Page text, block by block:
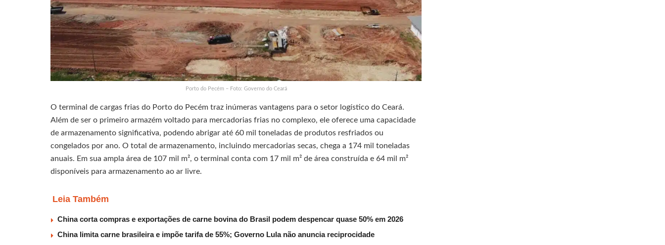
Porto do Pecém – Foto: Governo do Ceará
O terminal de cargas frias do Porto do Pecém traz inúmeras vantagens para o setor logístico do Ceará.
Além de ser o primeiro armazém voltado para mercadorias frias no complexo, ele oferece uma capacidade
de armazenamento significativa, podendo abrigar até 60 mil toneladas de produtos resfriados ou
congelados por ano. O total de armazenamento, incluindo mercadorias secas, chega a 174 mil toneladas
anuais. Em sua ampla área de 107 mil m², o terminal conta com 17 mil m² de área construída e 64 mil m²
disponíveis para armazenamento ao ar livre.
Leia Também
China corta compras e exportações de carne bovina do Brasil podem despencar quase 50% em 2026
China limita carne brasileira e impõe tarifa de 55%; Governo Lula não anuncia reciprocidade